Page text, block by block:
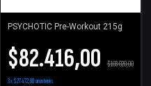
PSYCHOTIC Pre-Workout 215g
$82.416,00 $103.020,00
3x$27.472,00sin interés